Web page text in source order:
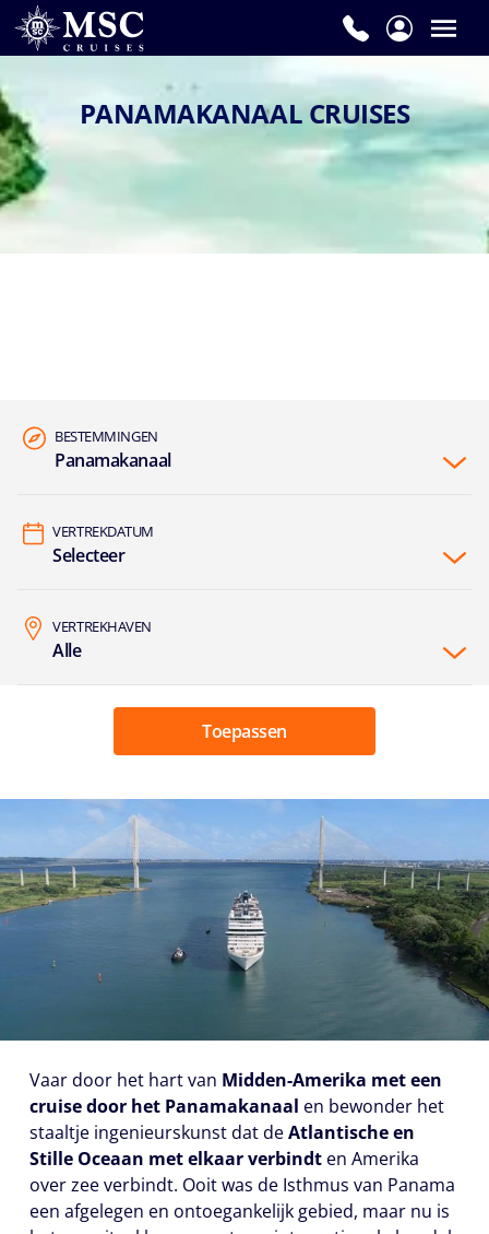
PANAMAKANAAL CRUISES
BESTEMMINGEN
Panamakanaal
VERTREKDATUM
Selecteer
VERTREKHAVEN
Alle
Toepassen
Vaar door het hart van Midden-Amerika met een
cruise door het Panamakanaal en bewonder het
staaltje ingenieurskunst dat deAtlantische en
Stille Oceaan met elkaar verbindt en Amerika
over zee verbindt. Ooit was de Isthmus van Panama
een afgelegen en ontoegankelijk gebied, maar nu is